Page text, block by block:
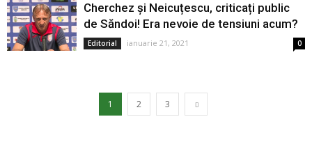
Cherchez și Neicuțescu, criticați public
de Săndoi! Era nevoie de tensiuni acum?
Editorial ianuarie 21, 2021 0
1 2 3